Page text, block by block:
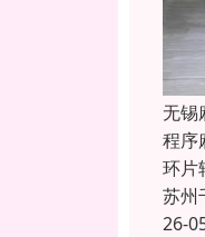
无锡
程序
环片
苏州
26-